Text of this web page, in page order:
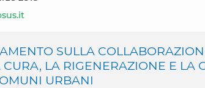
SULLA
CURA, LA RIGENERAZIONE E LA
URBANI